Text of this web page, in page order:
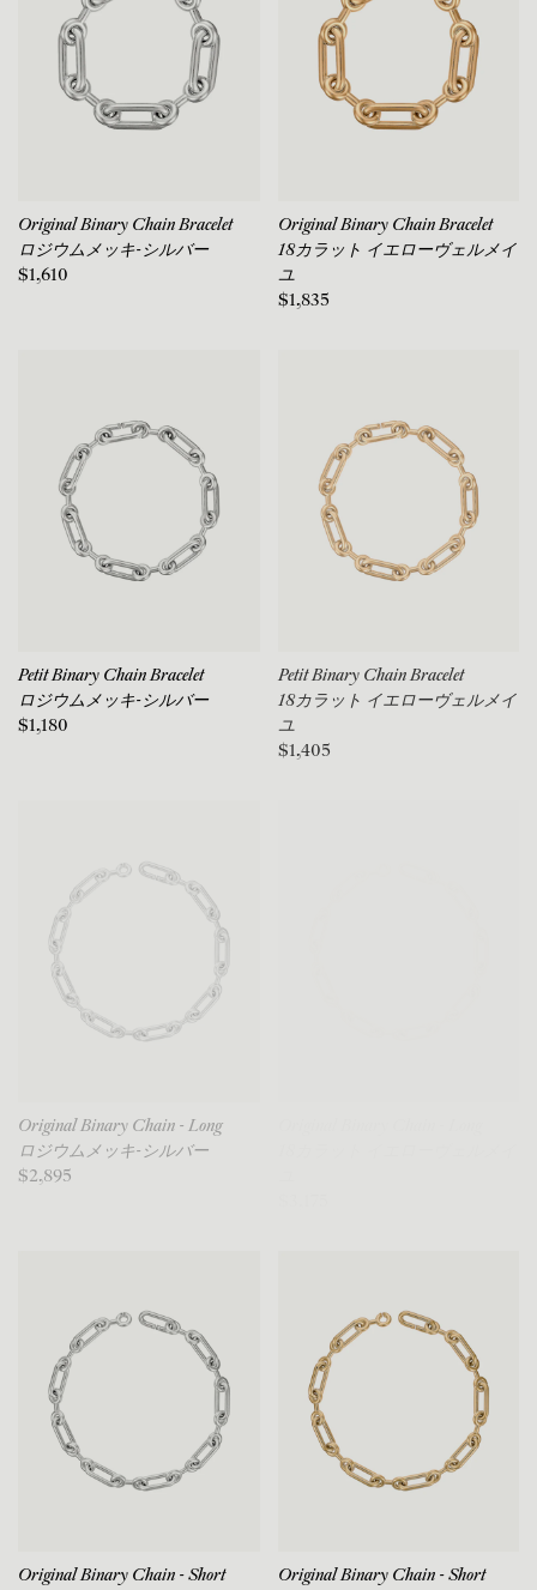
Original Binary Chain Bracelet
ロジウムメッキ-シルバー
$1,610
Original Binary Chain Bracelet
18カラット イエローヴェルメイ
ユ
$1,835
Petit Binary Chain Bracelet
ロジウムメッキ-シルバー
$1,180
Petit Binary Chain Bracelet
18カラット イエローヴェルメイ
ユ
$1,405
Original Binary Chain - Long
ロジウムメッキ-シルバー
$2,895
Original Binary Chain - Short Original Binary Chain - Short